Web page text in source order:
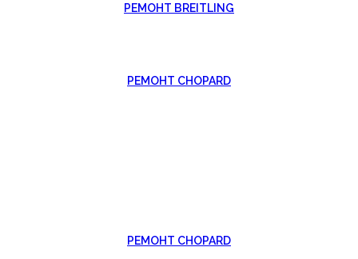
РЕМОНТ BREITLING
РЕМОНТ CHOPARD
РЕМОНТ CHOPARD